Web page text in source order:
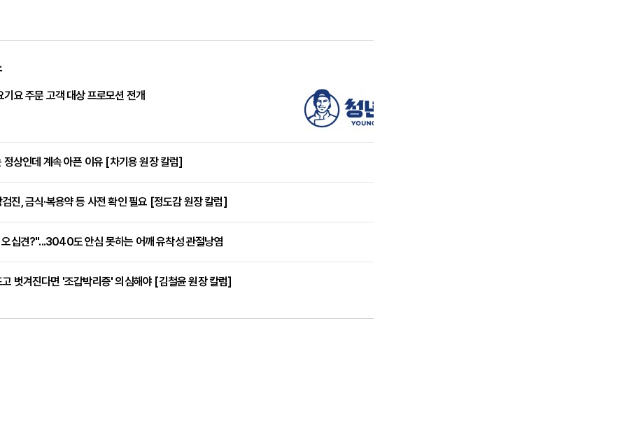
기요 주문 고객 대상 프로모션 전개
정상인데 계속 아픈 이유 [차기용 원장 칼럼]
진, 금식·복용약 등 사전 확인 필요 [정도감 원장 칼럼]
십견?"...3040도 안심 못하는 어깨 유착성 관절낭염
벗겨진다면 '조갑박리증' 의심해야 [김철윤 원장 칼럼]